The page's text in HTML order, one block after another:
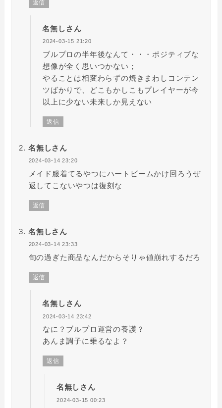
返信
名無しさん
2024-03-15 21:20
ブルプロの半年後なんて・・・ポジティブな
想像が全く思いつかない；
やることは相変わらずの焼きまわしコンテン
ツばかりで、どこもかしこもプレイヤーが今
以上に少ない未来しか見えない
返信
名無しさん
2024-03-14 23:20
メイド服着てるやつにハートビームかけ回ろうぜ
返してこないやつは復刻な
返信
名無しさん
2024-03-14 23:33
旬の過ぎた商品なんだからそりゃ値崩れするだろ
返信
名無しさん
2024-03-14 23:42
なに？ブルプロ運営の養護？
あんま調子に乗るなよ？
返信
名無しさん
2024-03-15 00:23